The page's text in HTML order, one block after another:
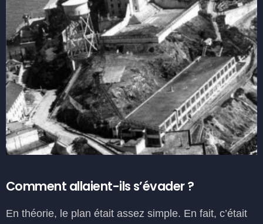
Comment allaient-ils s’évader ?
En théorie, le plan était assez simple. En fait, c’était